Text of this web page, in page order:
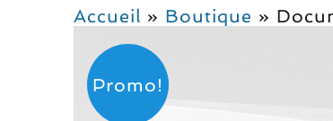
Accueil » Boutique »
Promo!